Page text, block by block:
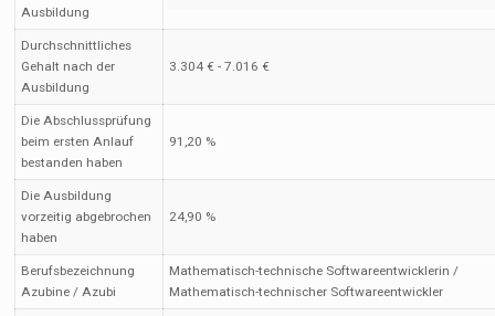
Ausbildung
Durchschnittliches
Gehalt nach der
Ausbildung
3.304 € - 7.016 €
Die Abschlussprüfung
beim ersten Anlauf
bestanden haben
91,20 %
Die Ausbildung
vorzeitig abgebrochen
haben
24,90 %
Berufsbezeichnung
Azubine / Azubi
Mathematisch-technische Softwareentwicklerin /
Mathematisch-technischer Softwareentwickler